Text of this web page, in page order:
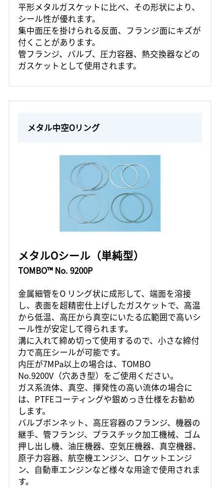
平形メタルガスケットに比べ、その形状により、
シール性が優れます。
集中面圧を掛けられる反面、フランジ面にキズが
付くことがあります。
管フランジ、バルブ、圧力容器、熱交換器などの
ガスケットとして使用されます。
メタル中空Oリング
メタルOシール（単純型）
TOMBO™ No. 9200P
金属細管をO リング状に成形して、端面を溶接
し、表面を超精密仕上げしたガスケットで、高温
から低温、高圧から真空にいたる広範囲で高いシ
ール性が安定して得られます。
溝に入れて締め切って使用するので、小さな締付
力で高圧シールが可能です。
内圧が7MPa以上の場合は、TOMBO
No.9200V（穴あき型）をご使用ください。
ガス系流体、真空、揮発性の高い流体の場合に
は、PTFEコーティングや銀めっき仕様をお勧め
します。
バルブボンネット、高圧容器のフランジ、機器の
継手、管フランジ、プラスチック加工機械、ゴム
押し出し機、油圧機器、空気圧機器、真空機器、
原子力容器、航空機エンジン、ロケットエンジ
ン、自動車エンジンなど様々な用途で使用されま
す。